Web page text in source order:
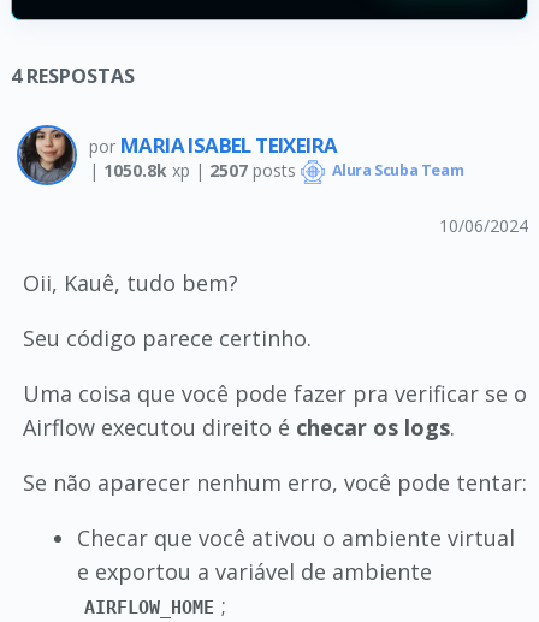
4RESPOSTAS
por MARIA ISABEL TEIXEIRA
| 1050.8k xp | 2507posts Alura Scuba Team
10/06/2024
Oii, Kauê, tudo bem?
Seu código parece certinho.
Uma coisa que você pode fazer pra verificar se o
Airflow executou direito é checar os logs.
Se não aparecer nenhum erro, você pode tentar:
Checar que você ativou o ambiente virtual
e exportou a variável de ambiente
AIRFLOW_HOME ;